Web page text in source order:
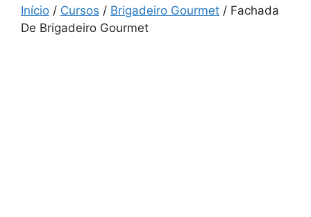
Início / Cursos / Brigadeiro Gourmet / Fachada
De Brigadeiro Gourmet